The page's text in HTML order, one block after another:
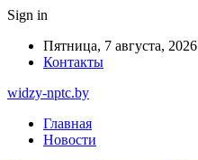
Sign in
Пятница, 7 августа, 2026
Контакты
widzy-nptc.by
Главная
Новости